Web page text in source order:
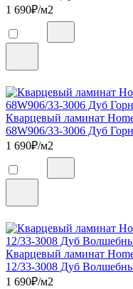
1 690₽/м2
Кварцевый ламинат
68W906/33-3006 Дуб
1 690₽/м2
Кварцевый ламинат
12/33-3008 Дуб
1 690₽/м2